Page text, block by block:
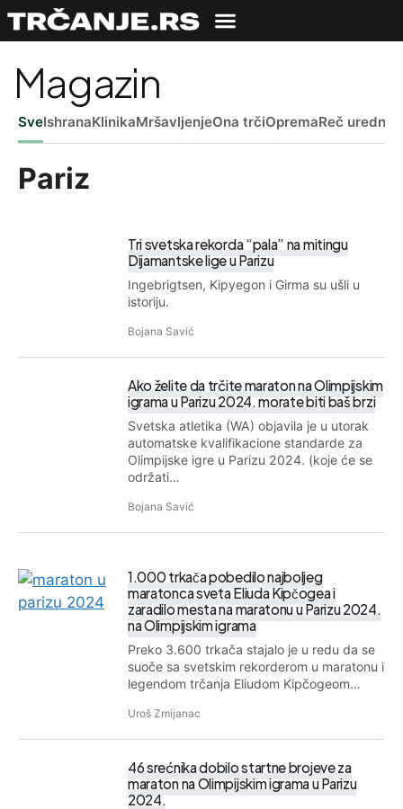
Magazin
SveIshranaKlinikaMršavljenjeOna trčiOpremaReč
Pariz
Tri svetska rekorda “pala” na mitingu
Dijamantske lige u Parizu
Ingebrigtsen, Kipyegon i Girma su ušli u
istoriju.
Bojana Savić
Ako želite da trčite maraton na Olimpijskim
igrama u Parizu 2024. morate biti baš brzi
Svetska atletika (WA) objavila je u utorak
automatske kvalifikacione standarde za
Olimpijske igre u Parizu 2024. (koje će se
održati…
Bojana Savić
1.000 trkača pobedilo najboljeg
maratonca sveta Eliuda Kipčogea i
zaradilo mesta na maratonu u Parizu 2024.
na Olimpijskim igrama
Preko 3.600 trkača stajalo je u redu da se
suoče sa svetskim rekorderom u maratonu i
legendom trčanja Eliudom Kipčogeom…
Uroš Zmijanac
46 srećnika dobilo startne brojeve za
maraton na Olimpijskim igrama u Parizu
2024.